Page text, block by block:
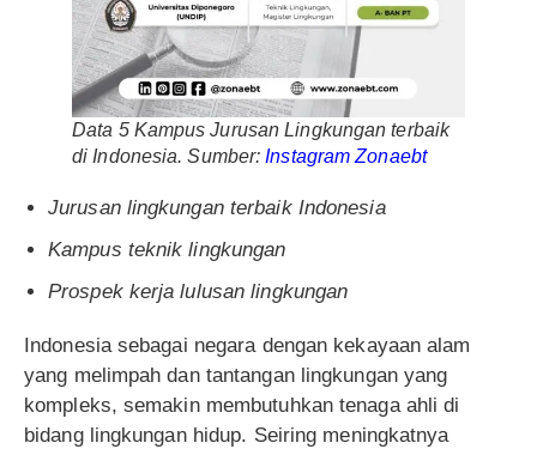
Data 5 Kampus Jurusan Lingkungan terbaik
di Indonesia. Sumber:Instagram Zonaebt
Jurusan lingkungan terbaik Indonesia
Kampus teknik lingkungan
Prospek kerja lulusan lingkungan
Indonesia sebagai negara dengan kekayaan alam
yang melimpah dan tantangan lingkungan yang
kompleks, semakin membutuhkan tenaga ahli di
bidang lingkungan hidup. Seiring meningkatnya